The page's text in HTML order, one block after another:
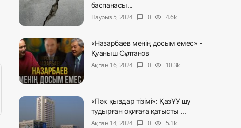
баспанасы...
Наурыз 5, 2024
chat_bubble 0 visibility 4.6k
«Назарбаев менің досым емес» -
Қуаныш Сұлтанов
Ақпан 16, 2024
chat_bubble 0 visibility 10.3k
«Пәк қыздар тізімі»: ҚазҰУ шу
тудырған оқиғаға қатысты ...
Ақпан 14, 2024
chat_bubble 0 visibility 5.1k